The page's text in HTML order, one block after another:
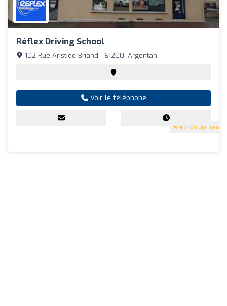
Réflex Driving School
4.7 (30 Opinions)
102 Rue Aristide Briand - 61200, Argentan
Voir le téléphone